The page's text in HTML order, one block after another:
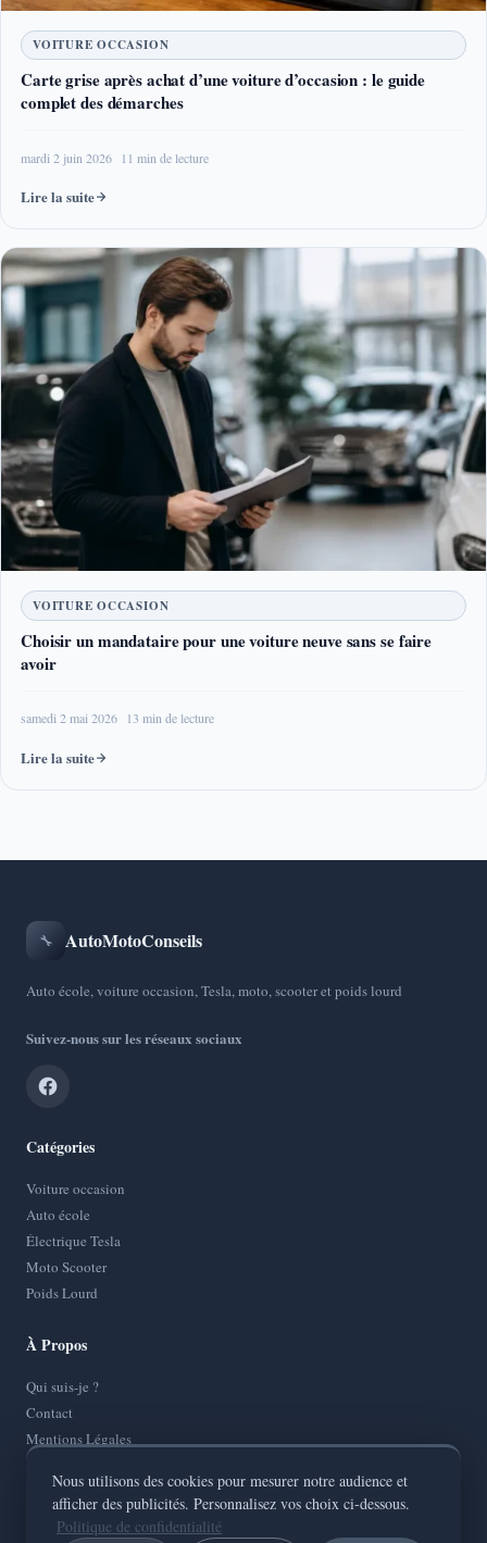
VOITURE OCCASION
Carte grise après achat d’une voiture d’occasion : le guide
complet des démarches
mardi 2 juin 2026 11 min de lecture
Lire la suite
VOITURE OCCASION
Choisir un mandataire pour une voiture neuve sans se faire
avoir
samedi 2 mai 2026 13 min de lecture
Lire la suite
🔧 AutoMotoConseils
Auto école, voiture occasion, Tesla, moto, scooter et poids lourd
Suivez-nous sur les réseaux sociaux
Catégories
Voiture occasion
Auto école
Électrique Tesla
Moto Scooter
Poids Lourd
À Propos
Qui suis-je ?
Contact
Mentions Légales
Plan de site
Nous utilisons des cookies pour mesurer notre audience et
afficher des publicités. Personnalisez vos choix ci-dessous.
Politique de confidentialité